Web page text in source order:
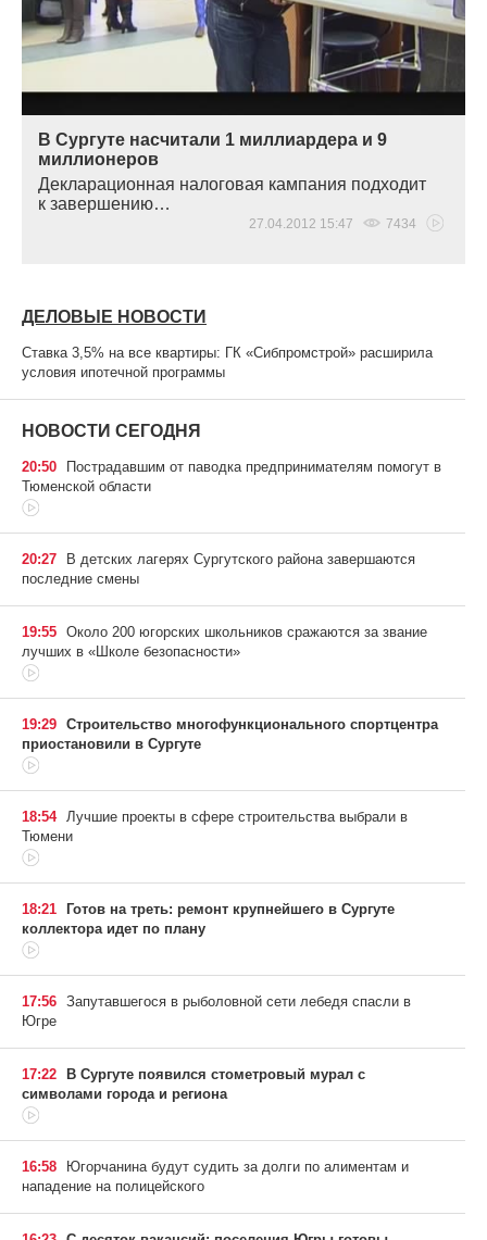
В Сургуте насчитали 1 миллиардера и 9
миллионеров
Декларационная налоговая кампания подходит
к завершению…
27.04.2012 15:47 7434
ДЕЛОВЫЕ НОВОСТИ
Ставка 3,5% на все квартиры: ГК «Сибпромстрой» расширила
условия ипотечной программы
НОВОСТИ СЕГОДНЯ
20:50
Пострадавшим от паводка предпринимателям помогут в
Тюменской области
20:27
В детских лагерях Сургутского района завершаются
последние смены
19:55 Около 200 югорских школьников сражаются за звание
лучших в «Школе безопасности»
19:29 Строительство многофункционального спортцентра
приостановили в Сургуте
18:54
Лучшие проекты в сфере строительства выбрали в
Тюмени
18:21 Готов на треть: ремонт крупнейшего в Сургуте
коллектора идет по плану
17:56 Запутавшегося в рыболовной сети лебедя спасли в
Югре
17:22 В Сургуте появился стометровый мурал с
символами города и региона
16:58
Югорчанина будут судить за долги по алиментам и
нападение на полицейского